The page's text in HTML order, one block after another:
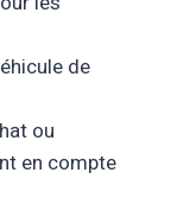
de
ou
en compte